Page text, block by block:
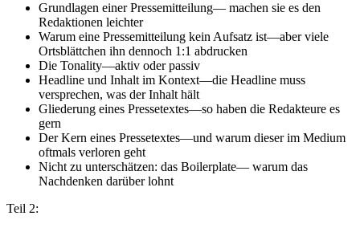
Grundlagen einer Pressemitteilung— ma­chen sie es den
Redaktionen leichter
Warum eine Pressemitteilung kein Aufsatz ist—aber viele
Ortsblättchen ihn dennoch 1:1 abdrucken
Die Tonality—aktiv oder passiv
Headline und Inhalt im Kontext—die Head­line muss
versprechen, was der Inhalt hält
Gliederung eines Pressetextes—so haben die Redakteure es
gern
Der Kern eines Pressetextes—und warum dieser im Medium
oftmals verloren geht
Nicht zu unterschätzen: das Boilerplate— warum das
Nachdenken darüber lohnt
Teil 2: